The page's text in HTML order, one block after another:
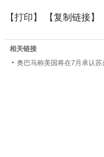
【打印】 【复制链接】
相关链接
奥巴马称美国将在7月承认苏